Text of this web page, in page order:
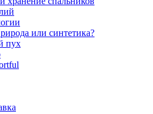
или синтетика?
пух